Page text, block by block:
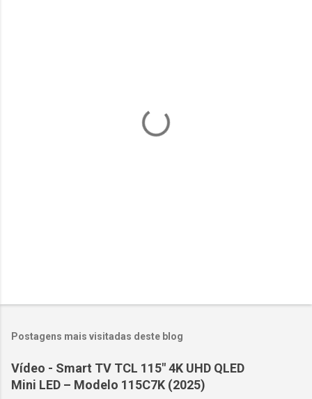
Postagens mais visitadas deste blog
Vídeo - Smart TV TCL 115" 4K UHD QLED
Mini LED – Modelo 115C7K (2025)